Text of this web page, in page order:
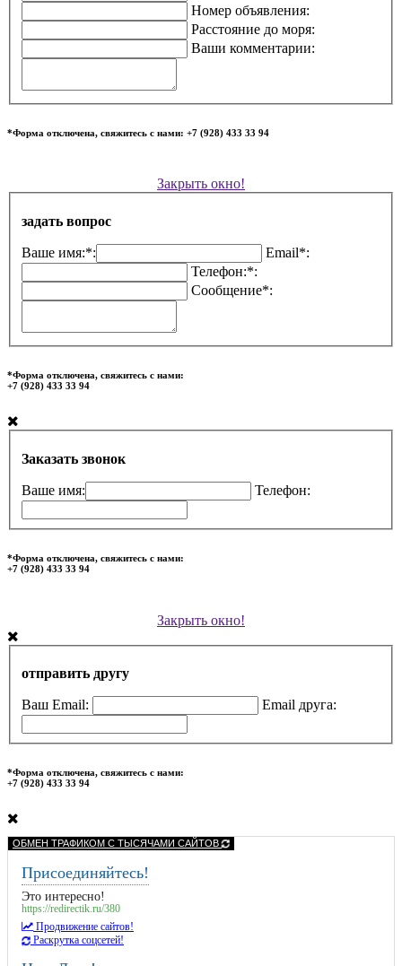
Номер объявления:
Расстояние до моря:
Ваши комментарии:
*Форма отключена, свяжитесь с нами: +7 (928) 433 33 94
Закрыть окно!
задать вопрос
Ваше имя:*:
Email*:
Телефон:*:
Сообщение*:
*Форма отключена, свяжитесь с нами:
+7 (928) 433 33 94
Заказать звонок
Ваше имя: Телефон:
*Форма отключена, свяжитесь с нами:
+7 (928) 433 33 94
Закрыть окно!
отправить другу
Ваш Email: Email друга:
*Форма отключена, свяжитесь с нами:
+7 (928) 433 33 94
ОБМЕН ТРАФИКОМ С ТЫСЯЧАМИ САЙТОВ
Присоединяйтесь!
Это интересно!
https://redirectik.ru/380
Продвижение сайтов!
Раскрутка соцсетей!